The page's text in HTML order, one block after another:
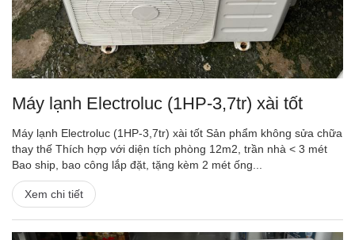
Máy lạnh Electroluc (1HP-3,7tr) xài tốt
Máy lạnh Electroluc (1HP-3,7tr) xài tốt Sản phẩm không sửa chữa
thay thế Thích hợp với diện tích phòng 12m2, trần nhà < 3 mét
Bao ship, bao công lắp đặt, tặng kèm 2 mét ống...
Xem chi tiết